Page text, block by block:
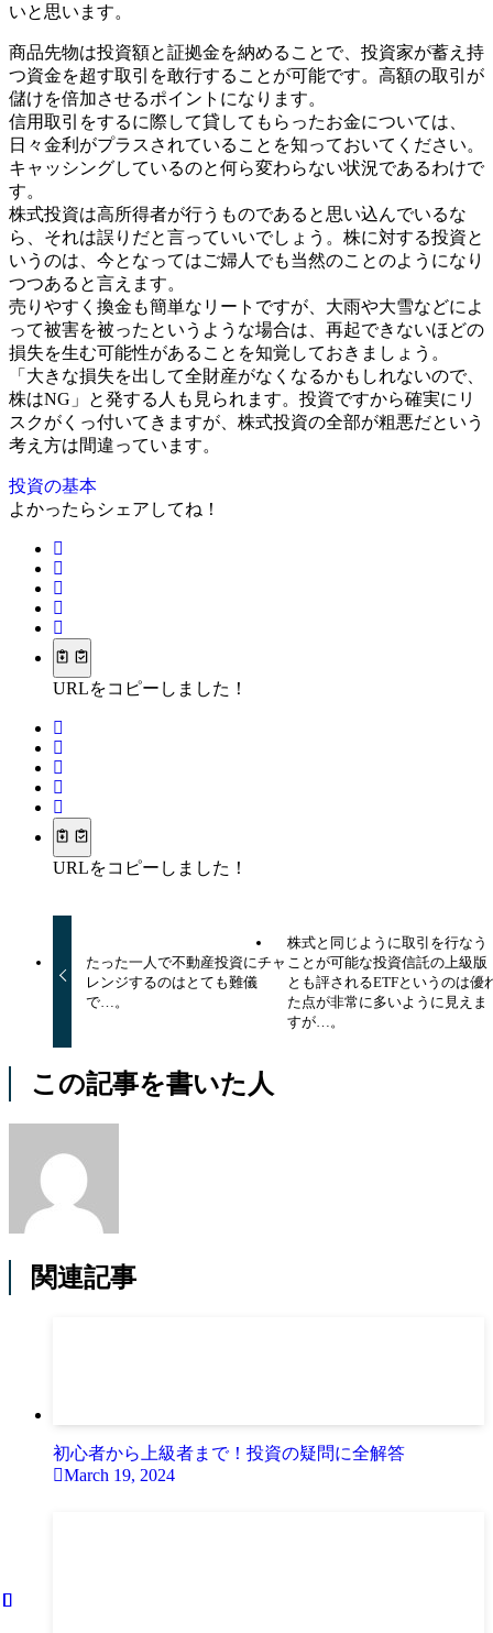
いと思います。
商品先物は投資額と証拠金を納めることで、投資家が蓄え持
つ資金を超す取引を敢行することが可能です。高額の取引が
儲けを倍加させるポイントになります。
信用取引をするに際して貸してもらったお金については、
日々金利がプラスされていることを知っておいてください。
キャッシングしているのと何ら変わらない状況であるわけで
す。
株式投資は高所得者が行うものであると思い込んでいるな
ら、それは誤りだと言っていいでしょう。株に対する投資と
いうのは、今となってはご婦人でも当然のことのようになり
つつあると言えます。
売りやすく換金も簡単なリートですが、大雨や大雪などによ
って被害を被ったというような場合は、再起できないほどの
損失を生む可能性があることを知覚しておきましょう。
「大きな損失を出して全財産がなくなるかもしれないので、
株はNG」と発する人も見られます。投資ですから確実にリ
スクがくっ付いてきますが、株式投資の全部が粗悪だという
考え方は間違っています。
投資の基本
よかったらシェアしてね！
URLをコピーしました！
URLをコピーしました！
たった一人で不動産投資にチャ
レンジするのはとても難儀
で…。
株式と同じように取引を行なう
ことが可能な投資信託の上級版
とも評されるETFというのは優
た点が非常に多いように見えま
すが…。
この記事を書いた人
関連記事
初心者から上級者まで！投資の疑問に全解答
March 19, 2024